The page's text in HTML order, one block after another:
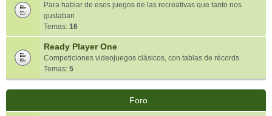
Para hablar de esos juegos de las recreativas que tanto nos
gustaban
Temas: 16
Ready Player One
Competiciones videojuegos clásicos, con tablas de récords
Temas: 5
Foro